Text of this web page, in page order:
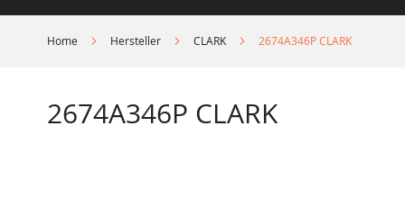
Home Hersteller CLARK 2674A346P CLARK
2674A346P CLARK